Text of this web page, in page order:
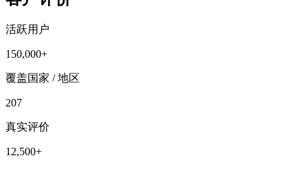
活跃用户
150,000+
覆盖国家 / 地区
207
真实评价
12,500+